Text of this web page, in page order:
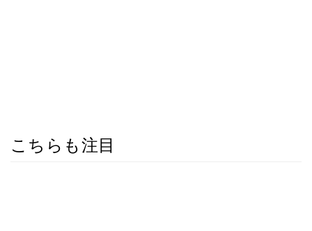
こちらも注目